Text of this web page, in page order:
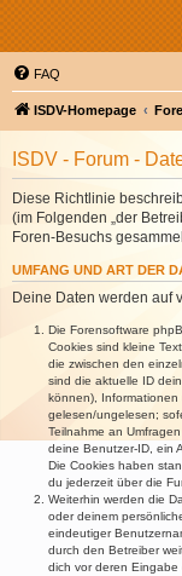
FAQ
ISDV-Homepage
ISDV - Forum -
Diese Richtlinie
(im Folgenden „der
Foren-Besuchs
UMFANG UND ART DER
Deine Daten werden auf
Die Forensoftware
Cookies sind kleine
die zwischen den
sind die aktuelle ID
können),
gelesen/ungelesen;
Teilnahme an
deine Benutzer-ID, ein
Die Cookies haben
du jederzeit über die
Weiterhin werden die
oder deinem
eindeutiger
durch den Betreiber
dich vor deren Eingabe